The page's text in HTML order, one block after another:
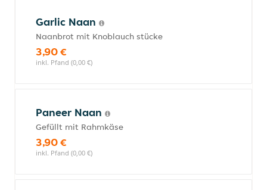
Garlic Naan
Naanbrot mit Knoblauch stücke
3,90 €
inkl. Pfand (0,00 €)
Paneer Naan
Gefüllt mit Rahmkäse
3,90 €
inkl. Pfand (0,00 €)